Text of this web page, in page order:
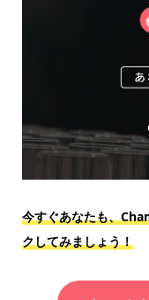
今すぐあなたも、
クしてみましょう！